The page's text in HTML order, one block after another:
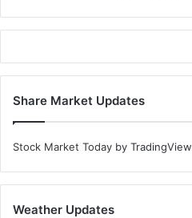
Share Market Updates
Stock Market Today by TradingView
Weather Updates